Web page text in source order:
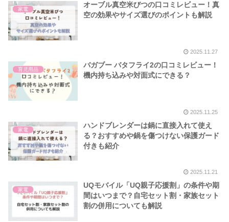
家電
オーブル真空米びつの口コミレビュー！真
空の効果やサイズ選びのポイントも解説
2025.11.27
育児用品
バガブー バタフライ2の口コミレビュー！
機内持ち込みや対面式にできる？
2025.11.25
家電
ハンドブレンダーは鍋に直接入れて使え
る？おすすめや鍋を傷つけない保護ガード
付きも紹介
2025.11.21
家電
UQモバイル「UQ親子応援割」の条件や期
間はいつまで？自宅セット割・家族セット
割の併用についても解説